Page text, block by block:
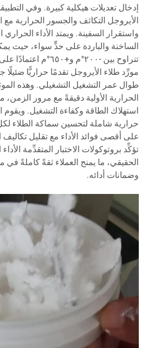
إدخال تعديلات هيكلية كبيرة. وفي
الأيروجل التكاثف والجسور الحرارية
واستقرار السفينة. ويمتد الأداء الحراري
الساخنة والباردة على حدٍّ سواء، حيث
تتراوح بين -٢٠٠°م
مورِّد طلاء الأيروجل تقدمًا حراريًّا ضئيلًا
طوال عمر التشغيل التشغيلي. وهذه
الحرارية الأولية دقيقةً مع مرور
استهلاك الطاقة وكفاءة التشغيل. ويقوم
حرارية شاملة لتحسين سماكة الطلاء
على أقصى فوائد الأداء مع تقليل
تؤكِّد بروتوكولات الاختبار المتقدِّمة
الحقيقي، ما يمنح العملاء ثقةً كاملةً
وضمانات أدائه.